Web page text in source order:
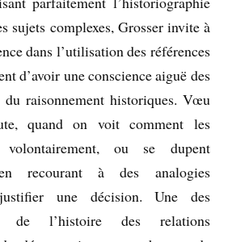
sujets complexes, Grosser invite à
dans l’utilisation des références
d’avoir une conscience aiguë des
raisonnement historiques. Vœu
quand on voit comment les
volontairement, ou se dupent
en recourant à des analogies
une décision. Une des
de l’histoire des relations